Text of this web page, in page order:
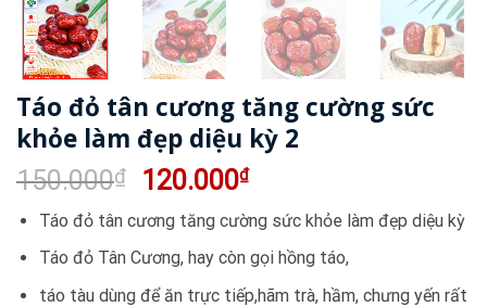
Táo đỏ tân cương tăng cường sức
khỏe làm đẹp diệu kỳ 2
150.000₫
Giá
là:
150.000₫.
120.000₫Giá
tại
là:
120.000₫.
Táo đỏ tân cương tăng cường sức khỏe làm đẹp diệu kỳ
Táo đỏ Tân Cương, hay còn gọi hồng táo,
táo tàu dùng để ăn trực tiếp,hãm trà, hầm, chưng yến rất